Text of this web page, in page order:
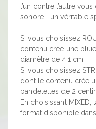
l’un contre l’autre
sonore... un véritable
Si vous choisissez
contenu crée une
diamètre de 4,1 cm.
Si vous choisissez
dont le contenu crée
bandelettes de 2
En choisissant
format disponible